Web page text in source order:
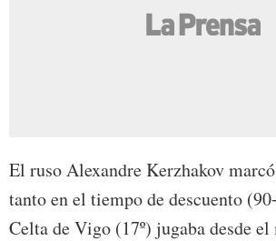
El ruso Alexandre Kerzhakov
tanto en el tiempo de descuento
Celta de Vigo (17º) jugaba desde